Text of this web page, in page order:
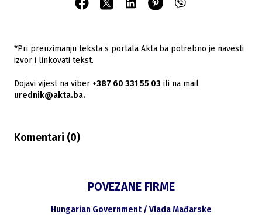
*Pri preuzimanju teksta s portala Akta.ba potrebno je navesti
izvor i linkovati tekst.
Dojavi vijest na viber +387 60 331 55 03 ili na mail
urednik@akta.ba.
Komentari (0)
POVEZANE FIRME
Hungarian Government / Vlada Mađarske